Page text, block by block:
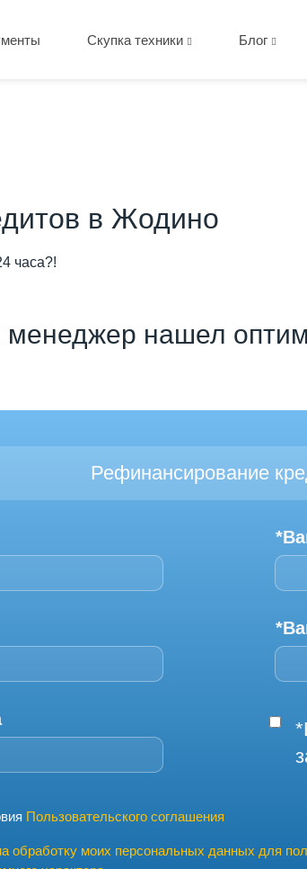
Скупка техники Блог
в Жодино
часа?!
нашел
Рефинансирование
Пользовательского соглашения
обработку моих персональных данных для